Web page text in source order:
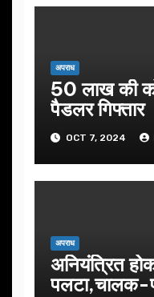
अपराध
50 लाख की
पैडलर गिफ्तार
OCT 7, 2024
अपराध
अनियंत्रित
पलटा,चालक-